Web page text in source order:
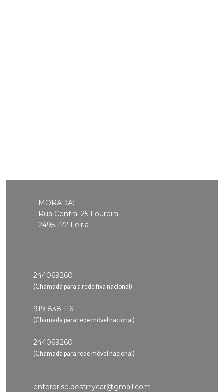
MORADA:
Rua Central 25 Loureira
2495-122 Leiria
244069260
(Chamada para a rede fixa nacional)
919 838 116
(Chamada para rede móvel nacional)
244069260
(Chamada para rede móvel nacional)
enterprise.destinycar@gmail.com